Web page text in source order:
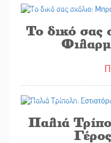
Το δικό σας
Παλιά